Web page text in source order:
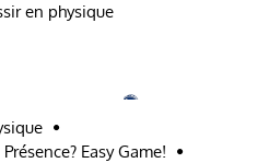
en physique
Easy Game!